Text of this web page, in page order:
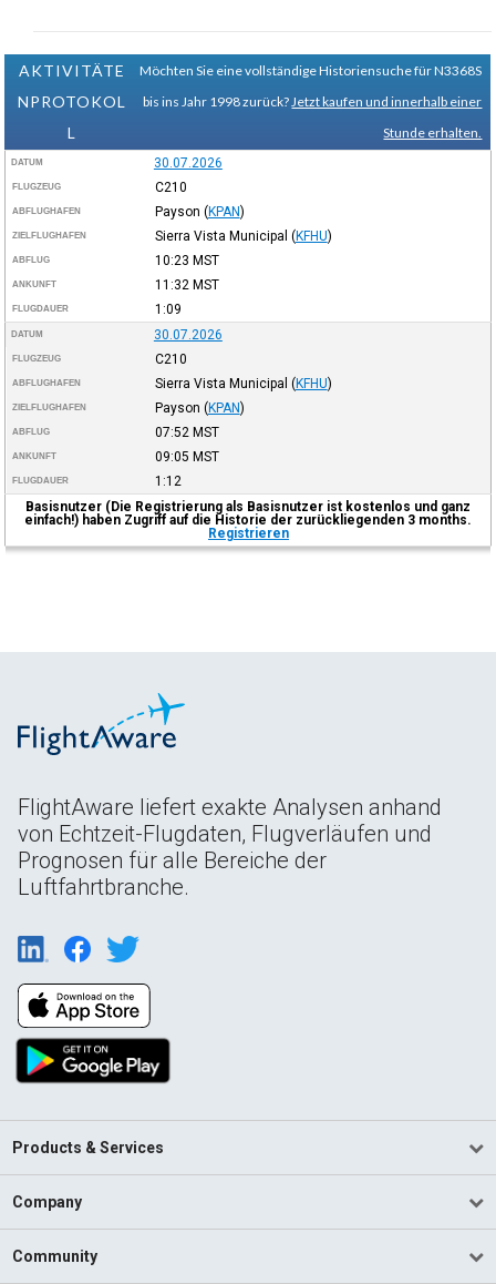
AKTIVITÄTE
NPROTOKOL
L
Möchten Sie eine vollständige Historiensuche für N3368S
bis ins Jahr 1998 zurück? Jetzt kaufen und innerhalb einer
Stunde erhalten.
DATUM 30.07.2026
FLUGZEUG C210
ABFLUGHAFEN Payson (KPAN)
ZIELFLUGHAFEN Sierra Vista Municipal (KFHU)
ABFLUG 10:23 MST
ANKUNFT 11:32 MST
FLUGDAUER 1:09
DATUM 30.07.2026
FLUGZEUG C210
ABFLUGHAFEN Sierra Vista Municipal (KFHU)
ZIELFLUGHAFEN Payson (KPAN)
ABFLUG 07:52 MST
ANKUNFT 09:05 MST
FLUGDAUER
1:12
Basisnutzer (Die Registrierung als Basisnutzer ist kostenlos und ganz
einfach!) haben Zugriff auf die Historie der zurückliegenden 3 months.
Registrieren
FlightAware liefert exakte Analysen anhand
von Echtzeit-Flugdaten, Flugverläufen und
Prognosen für alle Bereiche der
Luftfahrtbranche.
Products & Services
Company
Community